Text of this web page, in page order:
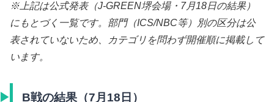
※上記は公式発表（J-GREEN堺会場・7月18日の結果）
にもとづく一覧です。部門（ICS/NBC等）別の区分は公
表されていないため、カテゴリを問わず開催順に掲載して
います。
B戦の結果（7月18日）